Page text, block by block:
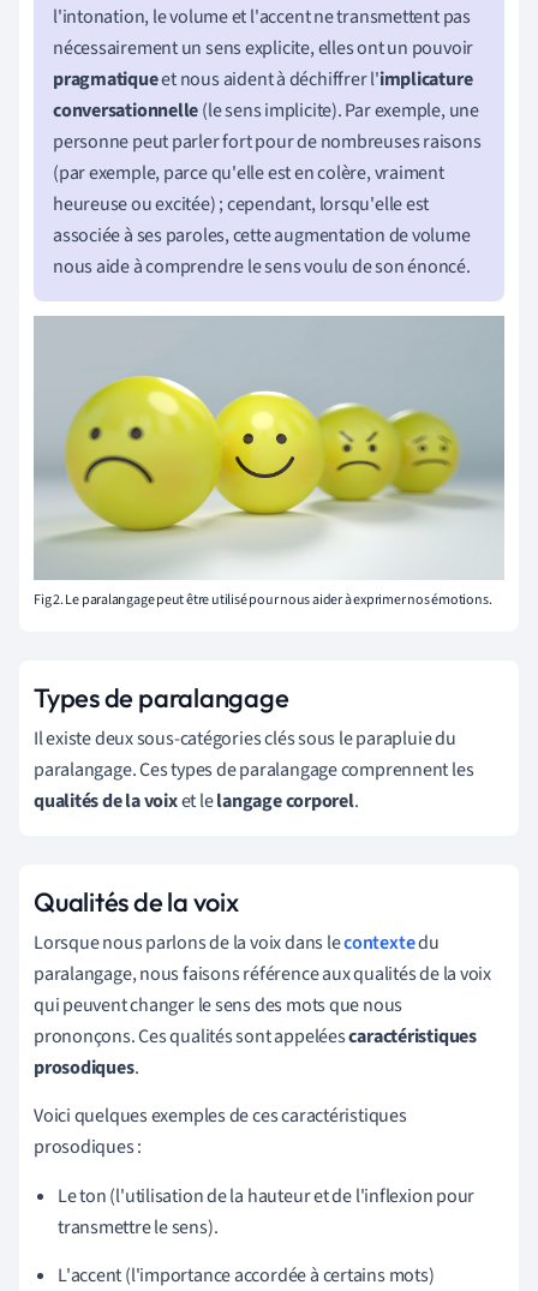
l'intonation, le volume et l'accent ne transmettent pas
nécessairement un sens explicite, elles ont un pouvoir
pragmatiqueet nous aident à déchiffrer l'implicature
conversationnelle(le sens implicite). Par exemple, une
personne peut parler fort pour de nombreuses raisons
(par exemple, parce qu'elle est en colère, vraiment
heureuse ou excitée) ; cependant, lorsqu'elle est
associée à ses paroles, cette augmentation de volume
nous aide à comprendre le sens voulu de son énoncé.
Fig 2. Le paralangage peut être utilisé pour nous aider à exprimer nos émotions.
Types de paralangage
Il existe deux sous-catégories clés sous le parapluie du
paralangage. Ces types de paralangage comprennent les
qualités de la voixet lelangage corporel.
Qualités de la voix
Lorsque nous parlons de la voix dans lecontextedu
paralangage, nous faisons référence aux qualités de la voix
qui peuvent changer le sens des mots que nous
prononçons. Ces qualités sont appeléescaractéristiques
prosodiques.
Voici quelques exemples de ces caractéristiques
prosodiques :
Le ton (l'utilisation de la hauteur et de l'inflexion pour
transmettre le sens).
L'accent (l'importance accordée à certains mots)